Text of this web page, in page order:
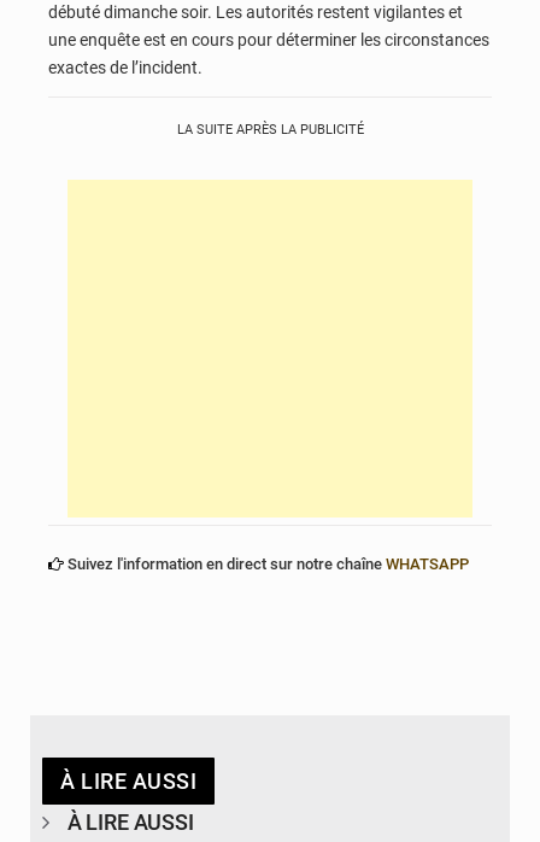
débuté dimanche soir. Les autorités restent vigilantes et
une enquête est en cours pour déterminer les circonstances
exactes de l’incident.
LA SUITE APRÈS LA PUBLICITÉ
Suivez l'information en direct sur notre chaîne WHATSAPP
À LIRE AUSSI
À LIRE AUSSI